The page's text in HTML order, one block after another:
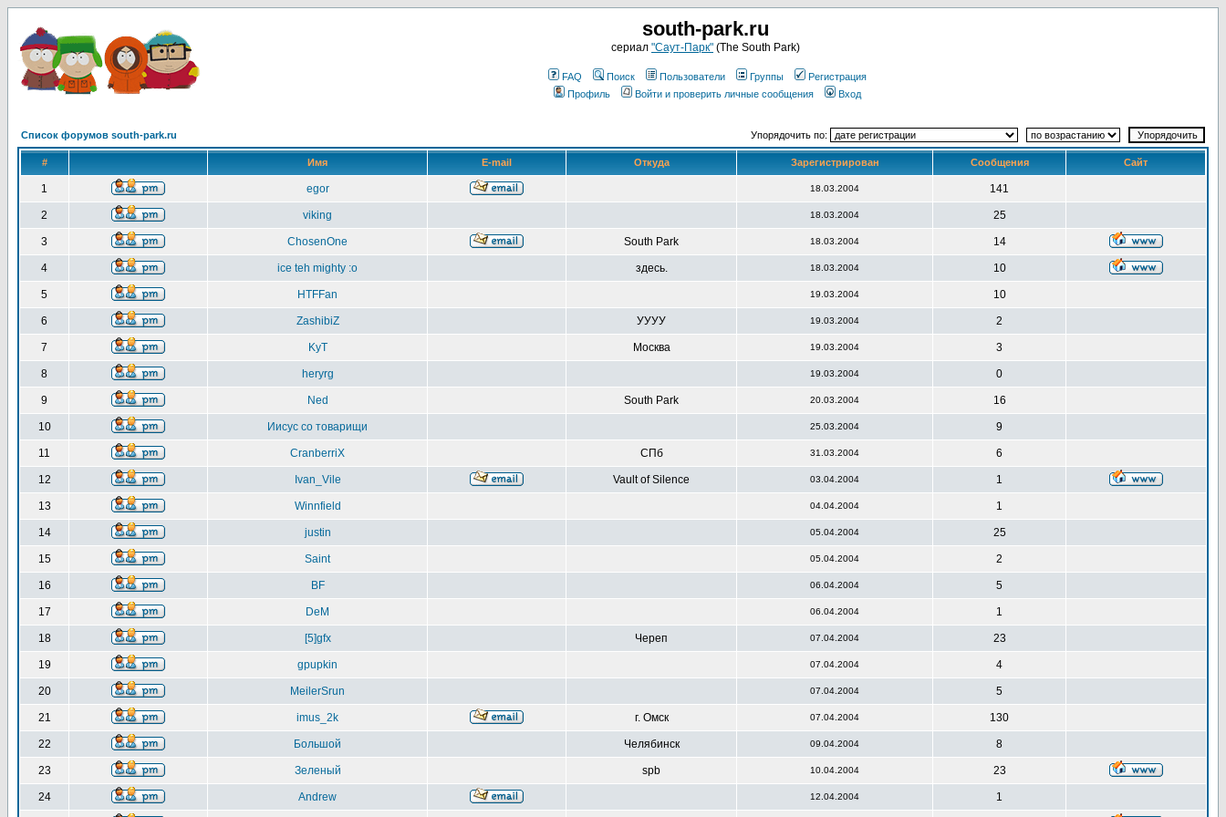
south-park.ru
сериал "Саут-Парк" (The South Park)
FAQ Поиск Пользователи Группы
Регистрация
Профиль
Войти и проверить личные сообщения Вход
Список форумов south-park.ru Упорядочить по:
# Имя E-mail Откуда Зарегистрирован Сообщения Сайт
1 egor 18.03.2004 141
2 viking 18.03.2004 25
3 ChosenOne South Park 18.03.2004 14
4 ice teh mighty :o здесь. 18.03.2004 10
5 HTFFan 19.03.2004 10
6 ZashibiZ УУУУ 19.03.2004 2
7 KyT Москва 19.03.2004 3
8 heryrg 19.03.2004 0
9 Ned South Park 20.03.2004 16
10 Иисус со товарищи 25.03.2004 9
11 CranberriX СПб 31.03.2004 6
12 Ivan_Vile Vault of Silence 03.04.2004 1
13 Winnfield 04.04.2004 1
14 justin 05.04.2004 25
15 Saint 05.04.2004 2
16 BF 06.04.2004 5
17 DeM 06.04.2004 1
18 [5]gfx Череп 07.04.2004 23
19 gpupkin 07.04.2004 4
20 MeilerSrun 07.04.2004 5
21 imus_2k г. Омск 07.04.2004 130
22 Большой Челябинск 09.04.2004 8
23 Зеленый spb 10.04.2004 23
24 Andrew 12.04.2004 1